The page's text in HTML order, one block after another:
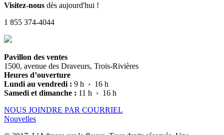
Visitez-nous dès aujourd'hui !
1 855 374-4044
Pavillon des ventes
1500, avenue des Draveurs, Trois-Rivières
Heures d’ouverture
Lundi au vendredi : 9 h › 16 h
Samedi et dimanche : 11 h › 16 h
NOUS JOINDRE PAR COURRIEL
Nouvelles